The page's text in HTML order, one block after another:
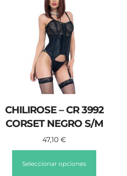
CHILIROSE – CR 3992
CORSET NEGRO S/M
47,10€
Seleccionar opciones